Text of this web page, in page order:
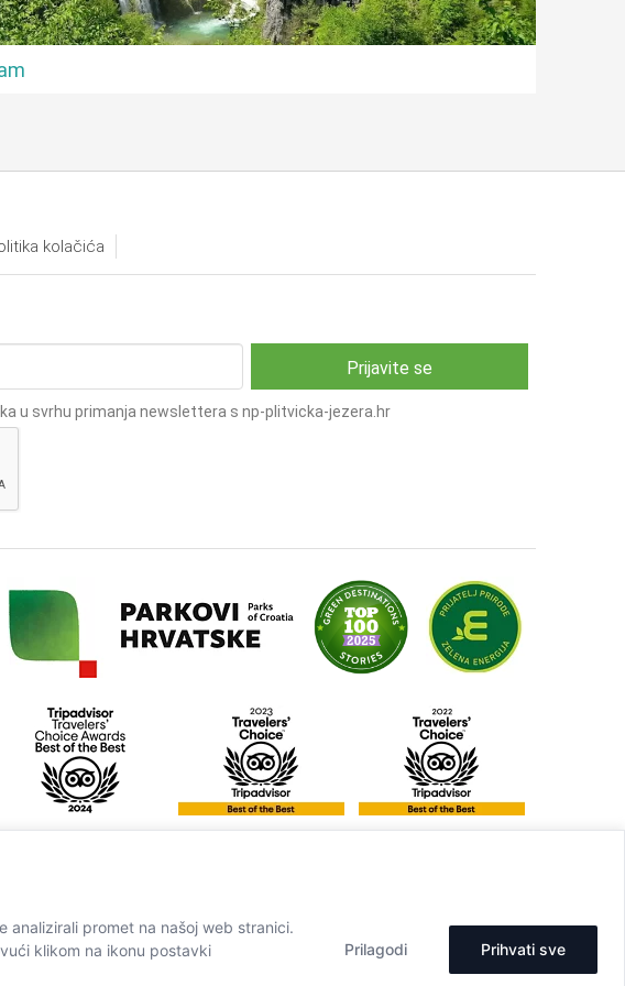
analizirali promet na našoj web stranici.
klikom na ikonu postavki
Prilagodi Prihvati sve
kolačića
u svrhu primanja newslettera s np-plitvicka-jezera.hr